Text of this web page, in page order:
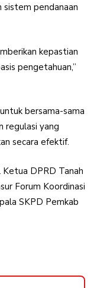
sistem pendanaan
kepastian
pengetahuan,”
bersama-sama
regulasi yang
secara efektif.
DPRD Tanah
Forum Koordinasi
SKPD Pemkab